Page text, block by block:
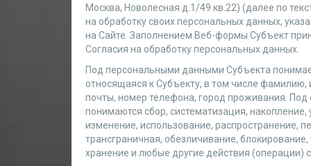
Москва, Новолесная д.1/49 кв.22) (далее по
на обработку своих персональных данных,
на Сайте. Заполнением Веб-формы Субъект
Согласия на обработку персональных данных.
Под персональными данными Субъекта
относящаяся к Субъекту, в том числе фамилию,
почты, номер телефона, город проживания.
понимаются сбор, систематизация, накопление,
изменение, использование, распространение,
трансграничная, обезличивание,
хранение и любые другие действия (операции)